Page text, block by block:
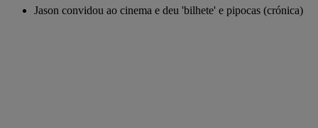
Jason convidou ao cinema e deu 'bilhete' e pipocas (crónica)